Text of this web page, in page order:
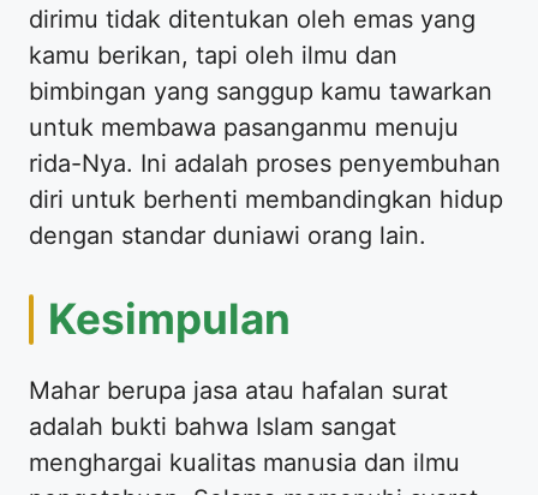
dirimu tidak ditentukan oleh emas yang
kamu berikan, tapi oleh ilmu dan
bimbingan yang sanggup kamu tawarkan
untuk membawa pasanganmu menuju
rida-Nya. Ini adalah proses penyembuhan
diri untuk berhenti membandingkan hidup
dengan standar duniawi orang lain.
​Kesimpulan
​Mahar berupa jasa atau hafalan surat
adalah bukti bahwa Islam sangat
menghargai kualitas manusia dan ilmu